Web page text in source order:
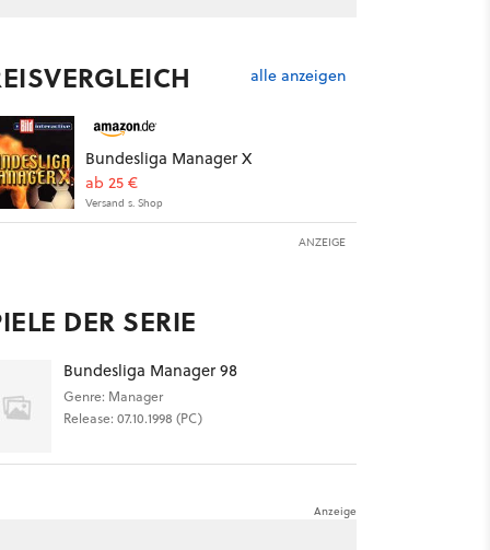
alle anzeigen
Bundesliga Manager X
ab 25 €
Versand s. Shop
ANZEIGE
DER SERIE
Bundesliga Manager 98
Genre: Manager
Release: 07.10.1998 (PC)